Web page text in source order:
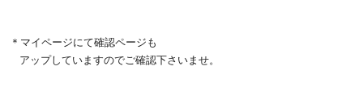
＊マイページにて確認ページも
アップしていますのでご確認下さいませ。